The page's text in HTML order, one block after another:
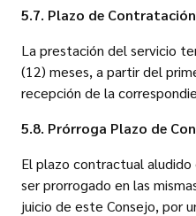
5.7. Plazo de Contratación
La prestación del servicio
(12) meses, a partir del
recepción de la
5.8. Prórroga Plazo de
El plazo contractual
ser prorrogado en las
juicio de este Consejo, por